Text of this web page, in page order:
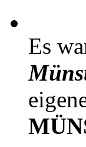
Es